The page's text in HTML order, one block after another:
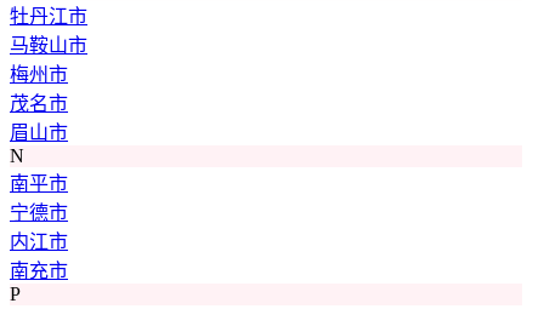
牡丹江市
马鞍山市
梅州市
茂名市
眉山市
N
南平市
宁德市
内江市
南充市
P